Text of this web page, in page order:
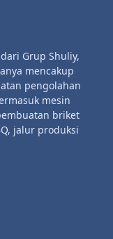
Grup Shuliy,
mencakup
pengolahan
mesin
briket
jalur produksi